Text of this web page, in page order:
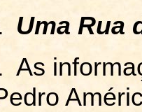
Uma Rua
As